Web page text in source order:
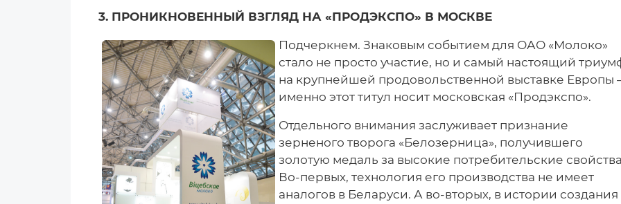
3. ПРОНИКНОВЕННЫЙ ВЗГЛЯД НА «ПРОДЭКСПО» В МОСКВЕ
Подчеркнем. Знаковым событием для ОАО «Молоко»
стало не просто участие, но и самый настоящий
на крупнейшей продовольственной выставке Европы
именно этот титул носит московская «Продэкспо».
Отдельного внимания заслуживает признание
зерненого творога «Белозерница», получившего
золотую медаль за высокие потребительские
Во-первых, технология его производства не имеет
аналогов в Беларуси. А во-вторых, в истории создания